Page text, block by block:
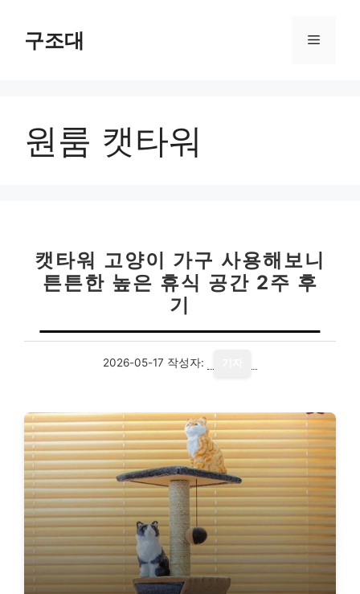
구조대 메
원룸 캣타워
캣타워 고양이 가구 사용해보니
튼튼한 높은 휴식 공간 2주 후
기
2026-05-17 작성자: